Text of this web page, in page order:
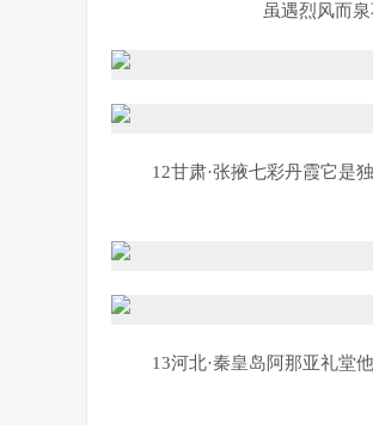
虽遇烈风而
12甘肃·张掖七彩丹霞它是
13河北·秦皇岛阿那亚礼堂